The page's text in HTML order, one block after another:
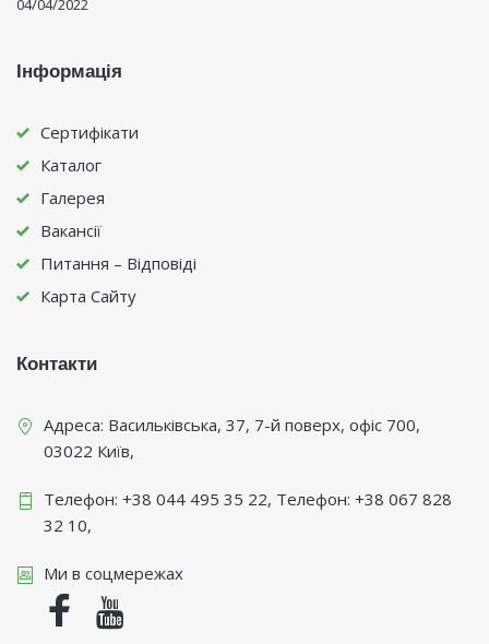
04/04/2022
Інформація
Сертифікати
Каталог
Галерея
Вакансії
Питання – Відповіді
Карта Сайту
Контакти
Адреса: Васильківська, 37, 7-й поверх, офіс 700,
03022 Київ,
Телефон: +38 044 495 35 22, Телефон: +38 067 828
32 10,
Ми в соцмережах
Facebook